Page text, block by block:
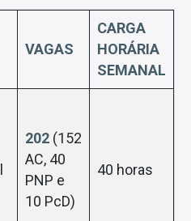
VAGAS
CARGA
HORÁRIA
SEMANAL
202 (152
AC, 40
PNP e
10 PcD)
40 horas